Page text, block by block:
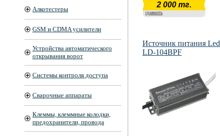
Алкотестеры
GSM и CDMA усилители
Устройства автоматического
открывания ворот
Системы контроля доступа
Сварочные аппараты
Клеммы, клеммные колодки,
предохранители, провода
2 000 тг.
сравнить
Источник питания
LD-104BPF